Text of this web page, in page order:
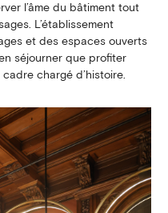
l’âme du bâtiment tout
L’établissement
et des espaces ouverts
séjourner que profiter
chargé d’histoire.